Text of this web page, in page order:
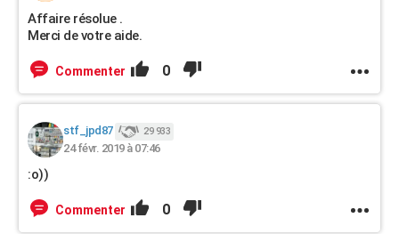
Affaire résolue .
Merci de votre aide.
Commenter 0
stf_jpd87 29 933
24 févr. 2019 à 07:46
:o))
Commenter 0